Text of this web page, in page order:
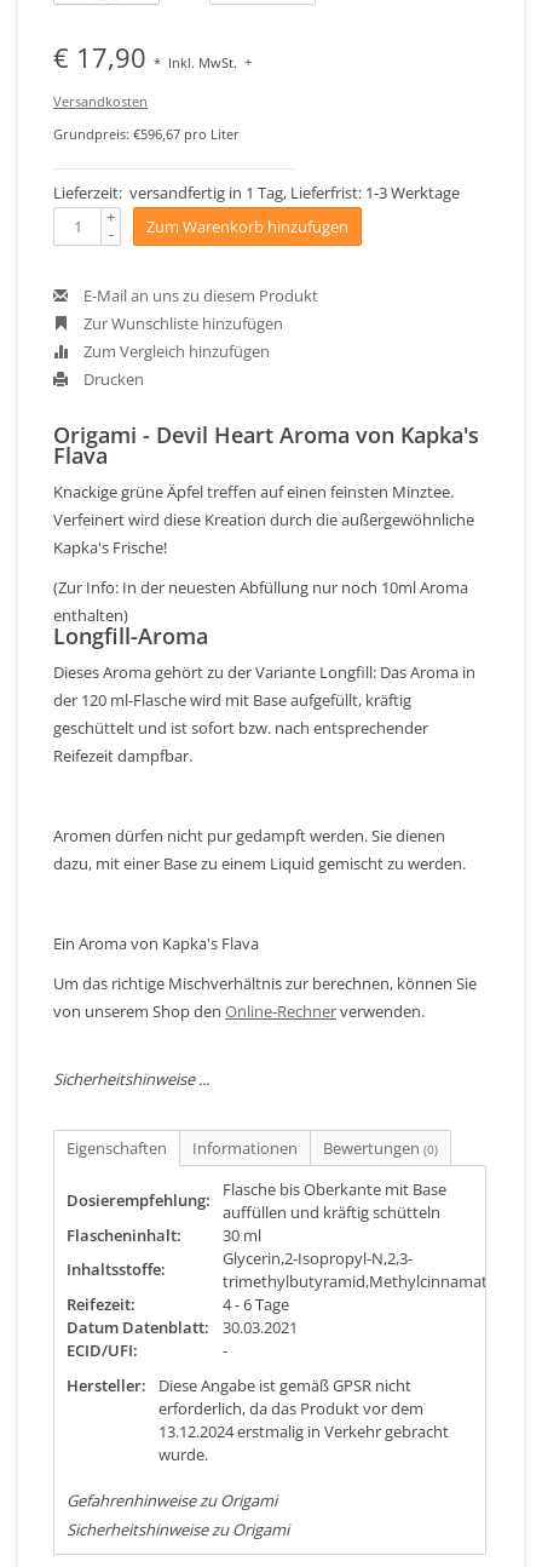
€ 17,90 * Inkl. MwSt. +
Versandkosten
Grundpreis: €596,67 pro Liter
Lieferzeit: versandfertig in 1 Tag, Lieferfrist: 1-3 Werktage
+
- Zum Warenkorb hinzufügen
E-Mail an uns zu diesem Produkt
Zur Wunschliste hinzufügen
Zum Vergleich hinzufügen
Drucken
Origami - Devil Heart Aroma von Kapka's
Flava
Knackige grüne Äpfel treffen auf einen feinsten Minztee.
Verfeinert wird diese Kreation durch die außergewöhnliche
Kapka's Frische!
(Zur Info: In der neuesten Abfüllung nur noch 10ml Aroma
enthalten)
Longfill-Aroma
Dieses Aroma gehört zu der Variante Longfill: Das Aroma in
der 120 ml-Flasche wird mit Base aufgefüllt, kräftig
geschüttelt und ist sofort bzw. nach entsprechender
Reifezeit dampfbar.
Aromen dürfen nicht pur gedampft werden. Sie dienen
dazu, mit einer Base zu einem Liquid gemischt zu werden.
Ein Aroma von Kapka's Flava
Um das richtige Mischverhältnis zur berechnen, können Sie
von unserem Shop den Online-Rechnerverwenden.
Sicherheitshinweise ...
Eigenschaften Informationen Bewertungen (0)
Dosierempfehlung:
Flasche bis Oberkante mit Base
auffüllen und kräftig schütteln
Flascheninhalt:
30 ml
Inhaltsstoffe:
Glycerin,2-Isopropyl-N,2,3-
trimethylbutyramid,Methylcinnamat
Reifezeit:
4 - 6 Tage
Datum Datenblatt:
30.03.2021
ECID/UFI:
-
Hersteller:
Diese Angabe ist gemäß GPSR nicht
erforderlich, da das Produkt vor dem
13.12.2024 erstmalig in Verkehr gebracht
wurde.
Gefahrenhinweise zu Origami
Sicherheitshinweise zu Origami